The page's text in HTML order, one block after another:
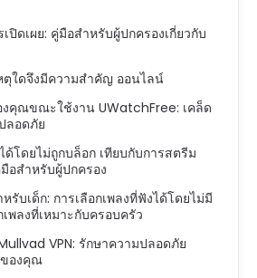
ปิดเผย: คู่มือสำหรับผู้ปกครองเกี่ยวกับ
ตุใดจึงมีความสำคัญ ออนไลน์
งคุณขณะใช้งาน UWatchFree: เคล็ด
ลอดภัย
ด้โดยไม่ถูกบล็อก เทียบกับการสตรีม
อสำหรับผู้ปกครอง
รับเด็ก: การเลือกเพลงที่ฟังได้โดยไม่มี
พลงที่เหมาะกับครอบครัว
VPN: รักษาความปลอดภัย
องคุณ